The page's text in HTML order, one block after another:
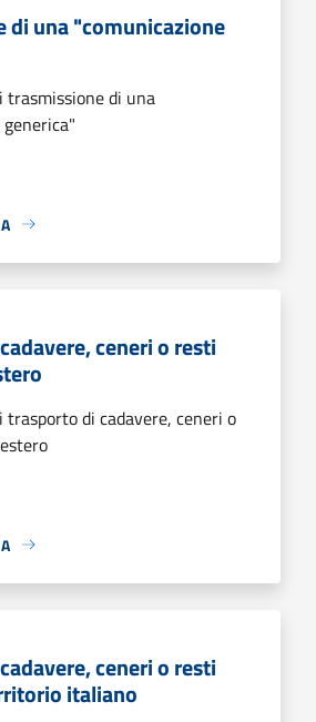
di una "comunicazione
trasmissione di una
ceneri o resti
trasporto di cadavere, ceneri o
ceneri o resti
italiano